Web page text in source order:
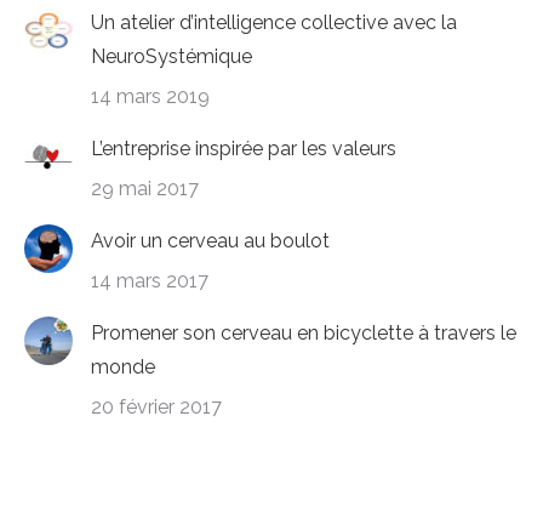
Un atelier d’intelligence collective avec la
NeuroSystémique
14 mars 2019
L’entreprise inspirée par les valeurs
29 mai 2017
Avoir un cerveau au boulot
14 mars 2017
Promener son cerveau en bicyclette à travers le
monde
20 février 2017